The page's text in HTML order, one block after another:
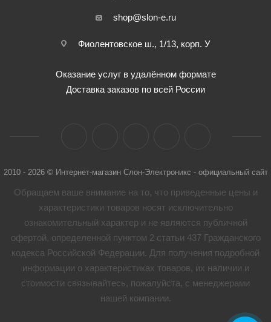
shop@slon-e.ru
Фиолентовское ш., 1/13, корп. У
Оказание услуг в удалённом формате
Доставка заказов по всей России
2010 - 2026 © Интернет-магазин Слон-Электроникс - официальный сайт
Обращаем ваше внимание на то, что приведенные цены и
характеристики товaров носят исключительно
ознакомительный характер и не являются публичной
офертой, определенной пунктом 2 статьи 437 Гражданского
кодекса Российской Федерации. Для получения подробной
информации о характеристиках товaров, их наличии и
стоимости связывайтесь, пожалуйста, с менеджерами
нашей компании.